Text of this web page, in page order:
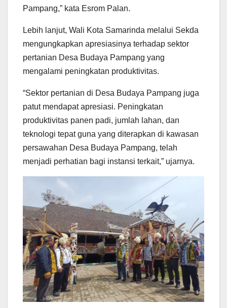
Pampang,” kata Esrom Palan.
Lebih lanjut, Wali Kota Samarinda melalui Sekda
mengungkapkan apresiasinya terhadap sektor
pertanian Desa Budaya Pampang yang
mengalami peningkatan produktivitas.
“Sektor pertanian di Desa Budaya Pampang juga
patut mendapat apresiasi. Peningkatan
produktivitas panen padi, jumlah lahan, dan
teknologi tepat guna yang diterapkan di kawasan
persawahan Desa Budaya Pampang, telah
menjadi perhatian bagi instansi terkait,” ujarnya.